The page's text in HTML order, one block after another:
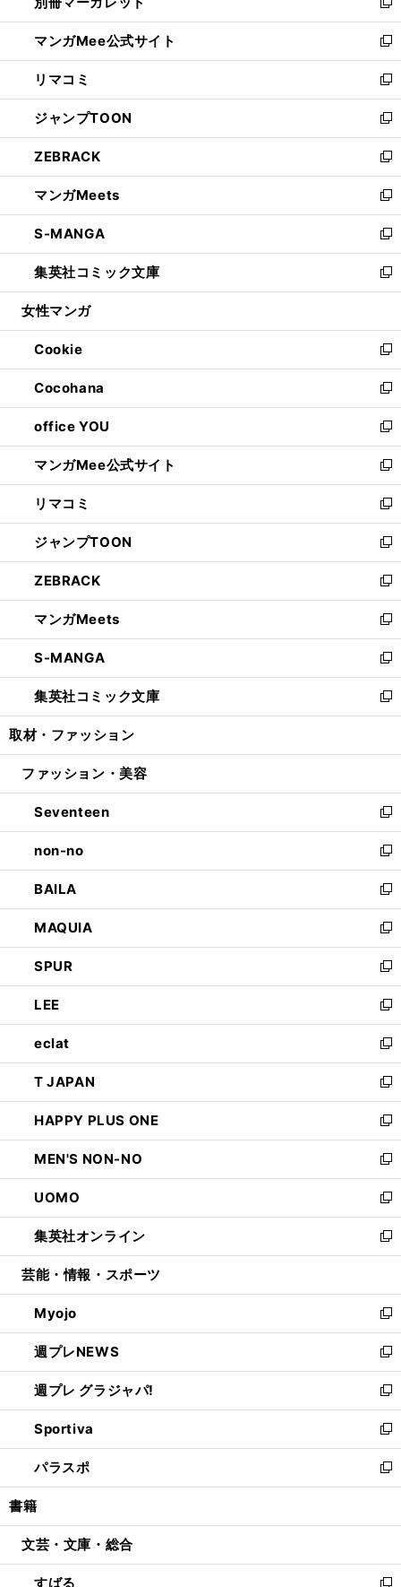
開
く
ィ
ン
ド
ウ
で
開
く
い
ウ
ィ
ン
ド
ウ
で
開
く
新
し
い
ウ
ィ
ン
ド
ウ
で
開
く
マンガMee公式サイト
新
し
い
ウ
ィ
ン
ド
ウ
で
開
く
リマコミ
新
し
い
ウ
ィ
ン
ド
ウ
で
開
く
ジャンプTOON
新
し
い
ウ
ィ
ン
ド
ウ
で
開
ZEBRACK
新
し
い
ウ
ィ
ン
ド
ウ
開
く
マンガMeets
新
し
い
ウ
ィ
ン
ウ
で
開
く
S-MANGA
新
し
い
ウ
ン
ド
ウ
で
開
く
集英社コミック文庫
新
し
ウ
ィ
ン
ド
ウ
で
開
く
女性マンガ
Cookie
新
し
い
ウ
ィ
ン
ド
ウ
で
開
く
Cocohana
新
し
い
ウ
ィ
ン
ド
ウ
で
開
く
office YOU
新
し
い
ウ
ィ
ン
ド
ウ
で
開
く
マンガMee公式サイト
新
し
い
ウ
ィ
ン
ド
ウ
で
開
く
リマコミ
新
し
い
ウ
ィ
ン
ド
ウ
で
開
く
ジャンプTOON
新
し
い
ウ
ィ
ン
ド
ウ
で
開
ZEBRACK
新
し
い
ウ
ィ
ン
ド
ウ
開
マンガMeets
新
し
い
ウ
ィ
ン
ウ
開
く
S-MANGA
新
し
い
ウ
ン
ウ
で
開
く
集英社コミック文庫
新
し
ウ
ン
ド
ウ
で
開
く
取材・ファッション
ファッション・美容
Seventeen
新
し
い
ウ
ィ
ン
ド
ウ
で
開
く
non-no
新
し
い
ウ
ィ
ン
ド
ウ
で
開
く
BAILA
新
し
い
ウ
ィ
ン
ド
ウ
で
開
く
MAQUIA
新
し
い
ウ
ィ
ン
ド
ウ
で
開
く
SPUR
新
し
い
ウ
ィ
ン
ド
ウ
で
開
く
LEE
新
し
い
ウ
ィ
ン
ド
ウ
で
開
く
eclat
新
し
い
ウ
ィ
ン
ド
ウ
で
開
く
T JAPAN
新
し
い
ウ
ィ
ン
ド
ウ
で
開
HAPPY PLUS ONE
新
し
い
ウ
ィ
ン
ド
ウ
開
く
MEN'S NON-NO
新
し
い
ウ
ィ
ン
ウ
で
開
く
UOMO
新
し
い
ウ
ン
ド
ウ
で
開
く
集英社オンライン
新
し
ウ
ィ
ン
ド
ウ
で
開
く
芸能・情報・スポーツ
Myojo
新
し
い
ウ
ィ
ン
ド
ウ
で
開
週プレNEWS
新
し
い
ウ
ィ
ン
ド
ウ
開
週プレ グラジャパ!
新
し
い
ウ
ィ
ン
ウ
開
く
Sportiva
新
し
い
ウ
ン
ウ
で
パラスポ
新
し
ウ
ン
書籍
文芸・文庫・総合
すばる